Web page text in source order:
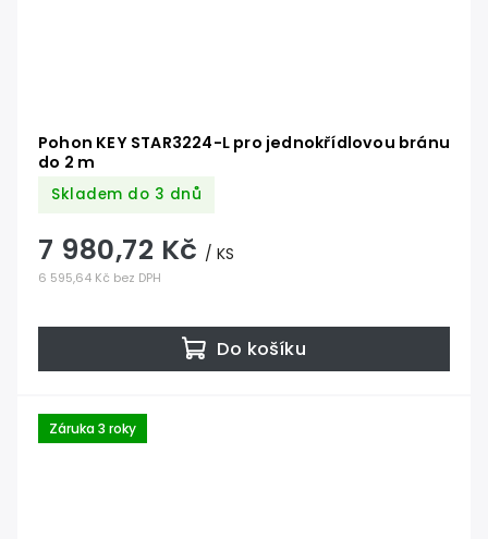
Pohon KEY STAR3224-L pro jednokřídlovou bránu
do 2 m
Skladem do 3 dnů
6 595,64 Kč bez DPH
7 980,72 Kč / KS
Do košíku
Záruka 3 roky